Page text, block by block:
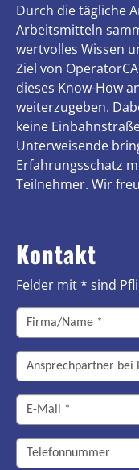
Durch die tägliche
Arbeitsmitteln
wertvolles Wissen
Ziel von
dieses Know-How
weiterzugeben.
keine
Unterweisende
Erfahrungsschatz
Teilnehmer. Wir
Kontakt
Felder mit * sind